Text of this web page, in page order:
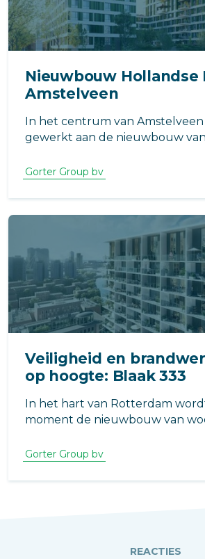
Nieuwbouw Hollandse
Amstelveen
In het centrum van
gewerkt aan de nieuwbouw
huur- en koopwoningen,
naar ontwerp van Rijnboutt en
door BAM Wonen Speciale
Gorter Group bv
Veiligheid en
op hoogte: Blaak 333
In het hart van Rotterdam
moment de nieuwbouw van
moderne appartementen en
Gorter Group bv
REACTIES